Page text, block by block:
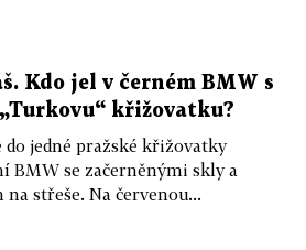
Kdo jel v černém BMW s
křižovatku?
do jedné pražské křižovatky
se začerněnými skly a
střeše. Na červenou...